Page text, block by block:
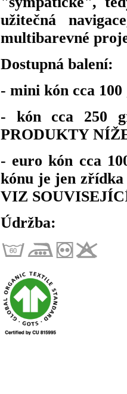
užitečná
multibarevné
Dostupná balení:
- mini kón cca
- kón cca 250
PRODUKTY
- euro kón cca
kónu je jen zřídka
VIZ
Údržba: